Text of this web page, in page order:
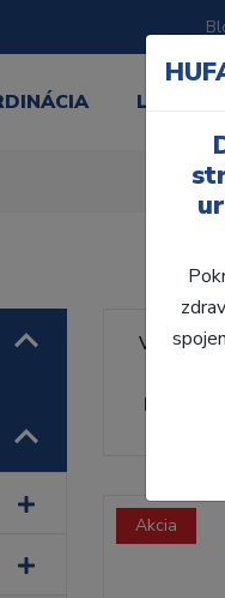
Výrobca:
Radenie
Akcia